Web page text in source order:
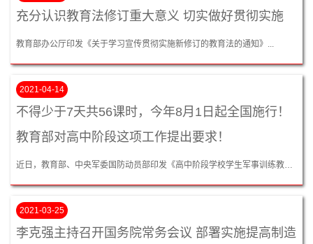
充分认识教育法修订重大意义 切实做好贯彻实施
教育部办公厅印发《关于学习宣传贯彻实施新修订的教育法的通知》...
2021-04-14
不得少于7天共56课时，今年8月1日起全国施行！
教育部对高中阶段这项工作提出要求！
近日，教育部、中央军委国防动员部印发《高中阶段学校学生军事训练教学大纲》，于2021年8月1日起在全国施行，原《高级中学学生军事训练教学大纲》（2003年印发）同时废止。...
2021-03-25
李克强主持召开国务院常务会议 部署实施提高制造